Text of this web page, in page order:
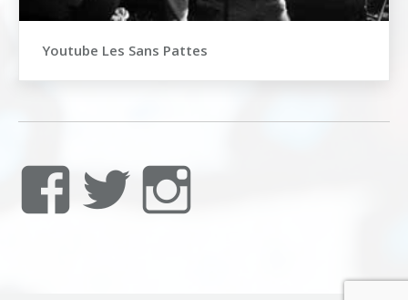
Youtube Les Sans Pattes
VoirVoir